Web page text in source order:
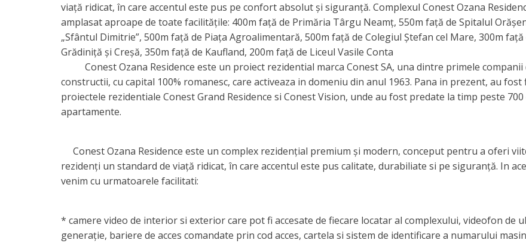
viață ridicat, în care accentul este pus pe confort absolut și siguranță. Complexul Conest Ozana
amplasat aproape de toate facilitățile: 400m față de Primăria Târgu Neamț, 550m față de Spitalul
„Sfântul Dimitrie”, 500m față de Piața Agroalimentară, 500m față de Colegiul Ștefan cel Mare, 300m față
Grădiniță și Creșă, 350m față de Kaufland, 200m față de Liceul Vasile Conta
Conest Ozana Residence este un proiect rezidential marca Conest SA, una dintre primele companii
constructii, cu capital 100% romanesc, care activeaza in domeniu din anul 1963. Pana in prezent, au fost
proiectele rezidentiale Conest Grand Residence si Conest Vision, unde au fost predate la timp peste 700
apartamente.
Conest Ozana Residence este un complex rezidențial premium și modern, conceput pentru a oferi
rezidenți un standard de viață ridicat, în care accentul este pus calitate, durabiliate si pe siguranță. In
venim cu urmatoarele facilitati:
* camere video de interior si exterior care pot fi accesate de fiecare locatar al complexului, videofon de
generație, bariere de acces comandate prin cod acces, cartela si sistem de identificare a numarului